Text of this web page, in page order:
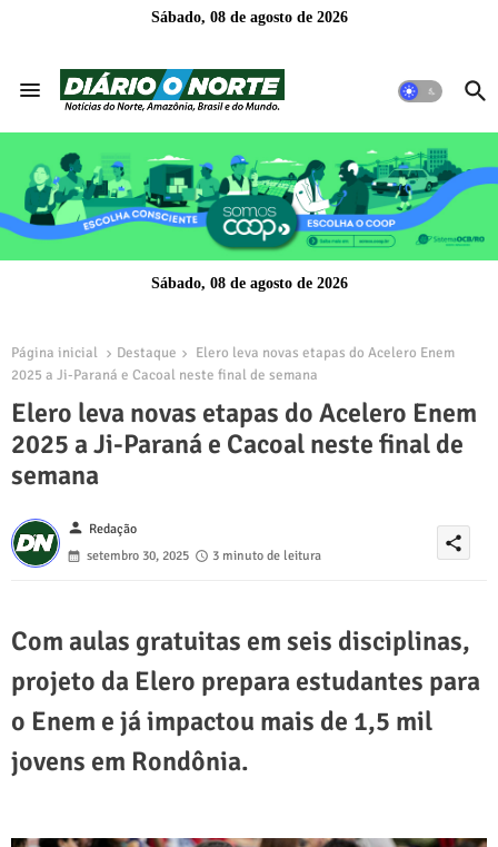
Sábado, 08 de agosto de 2026
Sábado, 08 de agosto de 2026
Página inicial Destaque
Elero leva novas etapas do Acelero Enem
2025 a Ji-Paraná e Cacoal neste final de semana
Elero leva novas etapas do Acelero Enem
2025 a Ji-Paraná e Cacoal neste final de
semana
person Redação
setembro 30, 2025
3 minuto de leitura
share
Com aulas gratuitas em seis disciplinas,
projeto da Elero prepara estudantes para
o Enem e já impactou mais de 1,5 mil
jovens em Rondônia.